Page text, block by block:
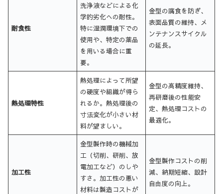
耐食性
洗浄液などによる化
学的劣化への耐性。
特に湿潤環境下での
使用や、特定の薬品
を用いる場合に重
要。
金型の腐食を防ぎ、
表面品質の維持、メ
ンテナンスサイクル
の延長。
熱処理特性
熱処理によって所望
の硬度や組織が得ら
れるか。熱処理後の
寸法変化が小さい材
料が望ましい。
金型の高精度維持、
再研磨後の性能安
定、熱処理コストの
最適化。
加工性
金型製作時の機械加
工（切削、研削、放
電加工など）のしや
すさ。加工性の悪い
材料は製造コストが
金型製作コストの削
減、納期短縮、設計
自由度の向上。